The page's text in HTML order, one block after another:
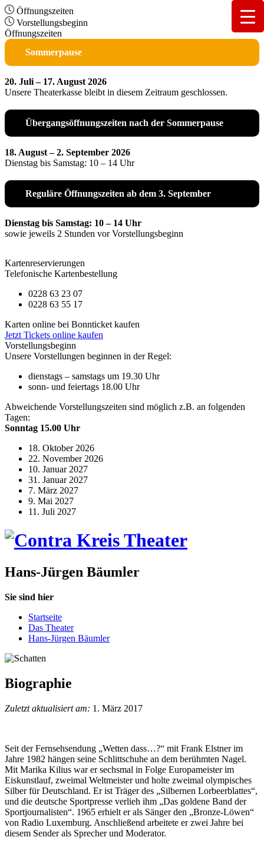
Öffnungszeiten
Vorstellungsbeginn
Öffnungszeiten
Sommerpause
20. Juli – 17. August 2026
Unsere Theaterkasse bleibt in diesem Zeitraum geschlossen.
Übergangsöffnungszeiten nach der Sommerpause
18. August – 2. September 2026
Dienstag bis Samstag: 10 – 14 Uhr
Reguläre Öffnungszeiten ab dem 3. September
Dienstag bis Samstag: 10 – 14 Uhr
sowie jeweils 2 Stunden vor Vorstellungsbeginn
Kartenreservierungen
Telefonische Kartenbestellung
0228 63 23 07
0228 63 55 17
Karten online bei Bonnticket kaufen
Jetzt Tickets online kaufen
Vorstellungsbeginn
Unsere Vorstellungen beginnen in der Regel:
dienstags – samstags um 19.30 Uhr
sonn- und feiertags 18.00 Uhr
Abweichende Vorstellungszeiten sind möglich z.B. an folgenden
Tagen:
Sonntag 15.00 Uhr
18. Oktober 2026
22. November 2026
10. Januar 2027
31. Januar 2027
7. März 2027
9. Mai 2027
11. Juli 2027
Hans-Jürgen Bäumler
Sie sind hier
Startseite
Das Theater
Hans-Jürgen Bäumler
Biographie
Zuletzt aktualisiert am: 1. März 2017
Seit der Fernsehsendung „Wetten dass…?“ mit Frank Elstner im
Jahre 1982 hängen seine Schlittschuhe an dem berühmten Nagel.
Mit Marika Kilius war er sechsmal in Folge Europameister im
Eiskunstlauf, zweimal Weltmeister und holte zweimal olympisches
Silber für Deutschland. Er ist Träger des „Silbernen Lorbeerblattes“,
und die deutsche Sportpresse verlieh ihm „Das goldene Band der
Sportjournalisten“. 1965 erhielt er als Sänger den „Bronze-Löwen“
von Radio Luxemburg. Anschließend arbeitete er zwei Jahre bei
diesem Sender als Sprecher und Moderator.